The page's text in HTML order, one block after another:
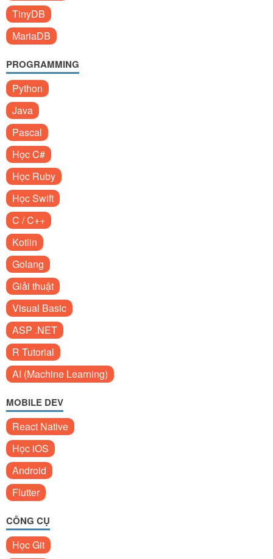
TinyDB
MariaDB
PROGRAMMING
Python
Java
Pascal
Học C#
Học Ruby
Học Swift
C / C++
Kotlin
Golang
Giải thuật
Visual Basic
ASP .NET
R Tutorial
AI (Machine Learning)
MOBILE DEV
React Native
Học iOS
Android
Flutter
CÔNG CỤ
Học Git